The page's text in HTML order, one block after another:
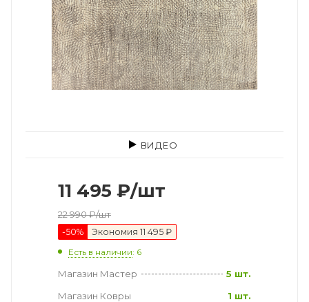
ВИДЕО
11 495 ₽/шт
22 990₽/шт
-50% Экономия 11 495 ₽
Есть в наличии: 6
Магазин Мастер
5 шт.
Магазин Ковры
1 шт.